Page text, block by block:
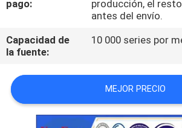
NOTICIAS
SOLICITAR
UNA
COTIZACIÓN
pago:
producción, el
antes del envío.
Capacidad de
la fuente:
10 000 series por
MEJOR PRECIO